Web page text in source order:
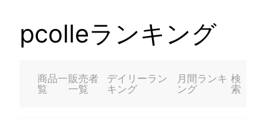
pcolleランキング
商品一
覧
販売者
一覧
デイリーラン
キング
月間ランキ
ング
検
索